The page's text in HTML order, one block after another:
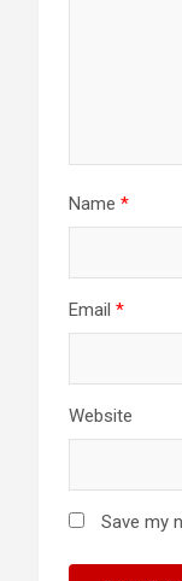
Name *
Email *
Website
Save my